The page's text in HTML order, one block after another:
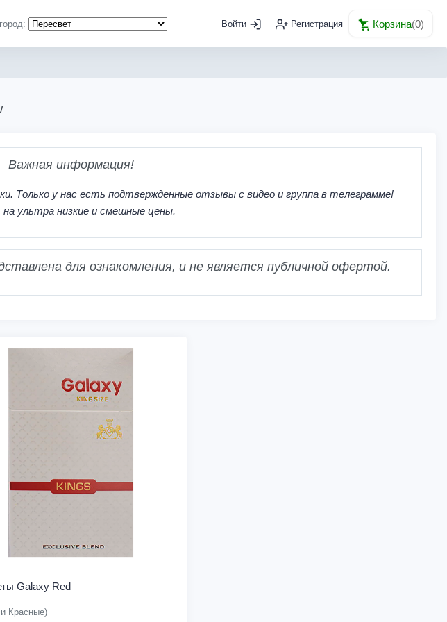
Войти Регистрация Корзина(0)
Важная информация!
Только у нас есть подтвержденные отзывы с видео и группа в телеграмме!
на ультра низкие и смешные цены.
для ознакомления, и не является публичной офертой.
Galaxy Red
Красные)